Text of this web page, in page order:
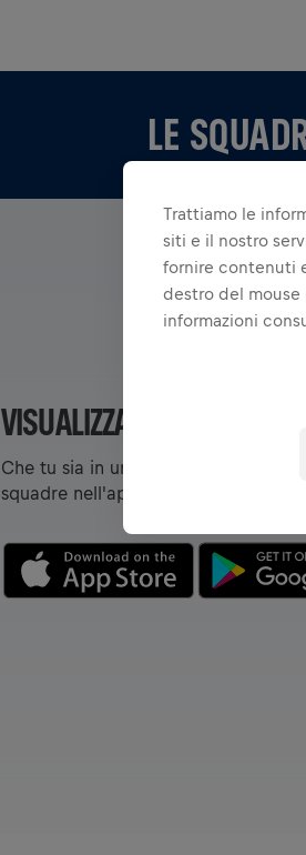
LE
VISUALIZZA SQUADRE
Che tu sia in una squadra o stia
squadre nell'app: chat, monitora la
Trattiamo le
siti e il nostro
fornire contenuti
destro del
informazioni